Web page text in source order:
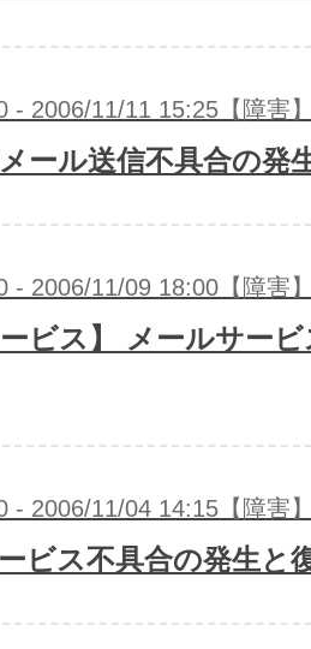
- 2006/11/11 15:25【障害
ール送信不具合の発
- 2006/11/09 18:00【障害
ービス】 メールサー
- 2006/11/04 14:15【障害
ービス不具合の発生と